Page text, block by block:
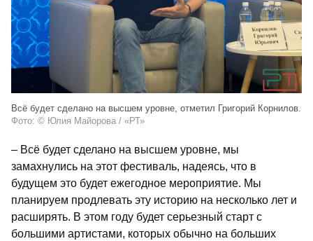
Всё будет сделано на высшем уровне, отметил Григорий Корнилов.
Фото: © Юлия Майорова / «РТ»
– Всё будет сделано на высшем уровне, мы
замахнулись на этот фестиваль, надеясь, что в
будущем это будет ежегодное мероприятие. Мы
планируем продлевать эту историю на несколько лет и
расширять. В этом году будет серьезный старт с
большими артистами, которых обычно на больших